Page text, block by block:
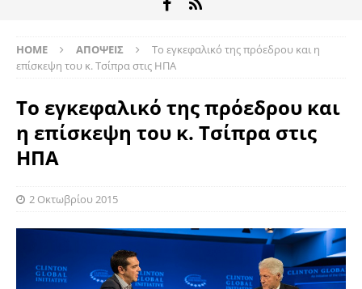
HOME ΑΠΟΨΕΙΣ
Το εγκεφαλικό της πρόεδρου και η
επίσκεψη του κ. Τσίπρα στις ΗΠΑ
Το εγκεφαλικό της πρόεδρου και
η επίσκεψη του κ. Τσίπρα στις
ΗΠΑ
2 Οκτωβρίου 2015